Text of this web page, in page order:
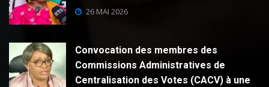
26 MAI 2026
Convocation des membres des
Commissions Administratives de
Centralisation des Votes (CACV) à une